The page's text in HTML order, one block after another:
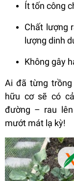
Ít tốn công
Chất lượng
lượng dinh
Không gây
Ai đã từng
hữu cơ sẽ có
đường – rau
mướt mát lạ kỳ!